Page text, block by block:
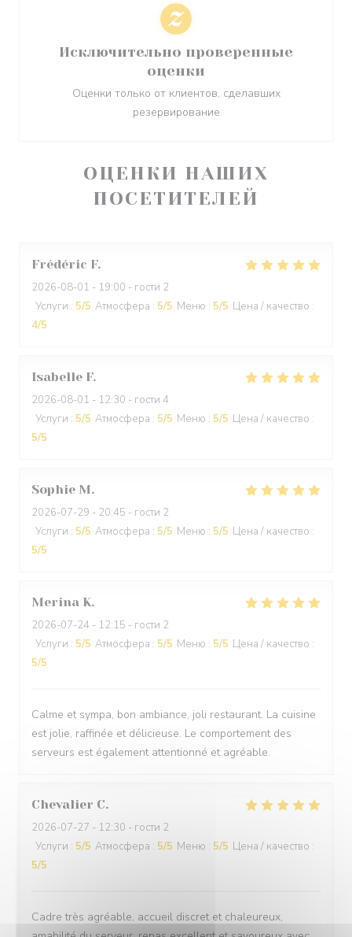
ОЦЕНКИ НАШИХ
ПОСЕТИТЕЛЕЙ
Frédéric F
2026-08-01 - 19:00 - гости 2
Услуги : 5/5 Атмосфера : 5/5 Меню : 5/5 Цена / качество :
4/5
Isabelle F
2026-08-01 - 12:30 - гости 4
Услуги : 5/5 Атмосфера : 5/5 Меню : 5/5 Цена / качество :
5/5
Sophie M
2026-07-29 - 20:45 - гости 2
Услуги : 5/5 Атмосфера : 5/5 Меню : 5/5 Цена / качество :
5/5
Merina K
2026-07-24 - 12:15 - гости 2
Услуги : 5/5 Атмосфера : 5/5 Меню : 5/5 Цена / качество :
5/5
Calme et sympa, bon ambiance, joli restaurant. La cuisine
est jolie, raffinée et délicieuse. Le comportement des
serveurs est également attentionné et agréable.
Chevalier C
2026-07-27 - 12:30 - гости 2
Услуги : 5/5 Атмосфера : 5/5 Меню : 5/5 Цена / качество :
5/5
Cadre très agréable, accueil discret et chaleureux,
Исключительно проверенные
оценки
Оценки только от клиентов, сделавших
резервирование